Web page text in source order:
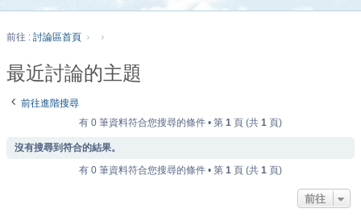
前往 : 討論區首頁
最近討論的主題
前往進階搜尋
有 0 筆資料符合您搜尋的條件 • 第 1 頁 (共 1 頁)
沒有搜尋到符合的結果。
有 0 筆資料符合您搜尋的條件 • 第 1 頁 (共 1 頁)
前往